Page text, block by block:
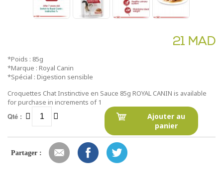
21 MAD
*Poids : 85g
*Marque : Royal Canin
*Spécial : Digestion sensible
Croquettes Chat Instinctive en Sauce 85g ROYAL CANIN is available
for purchase in increments of 1
Qté :
Ajouter au
panier
Partager :